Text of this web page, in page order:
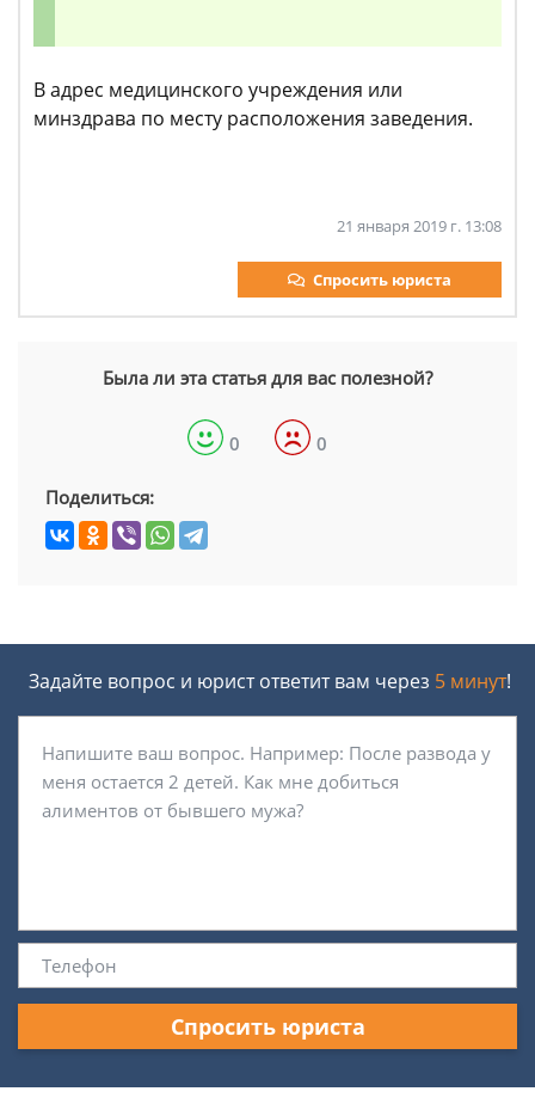
В адрес медицинского учреждения или
минздрава по месту расположения заведения.
21 января 2019 г. 13:08
Спросить юриста
Была ли эта статья для вас полезной?
0 0
Поделиться:
Задайте вопрос и юрист ответит вам через 5 минут!
Спросить юриста